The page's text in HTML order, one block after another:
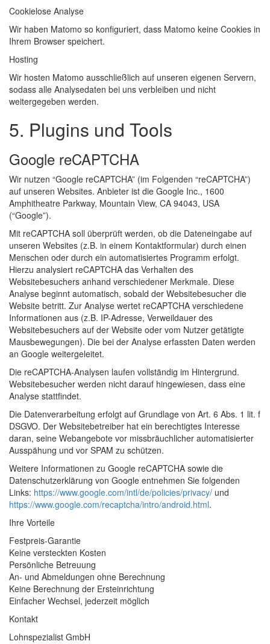
Cookielose Analyse
Wir haben Matomo so konfiguriert, dass Matomo keine Cookies in
Ihrem Browser speichert.
Hosting
Wir hosten Matomo ausschließlich auf unseren eigenen Servern,
sodass alle Analysedaten bei uns verbleiben und nicht
weitergegeben werden.
5. Plugins und Tools
Google reCAPTCHA
Wir nutzen “Google reCAPTCHA” (im Folgenden “reCAPTCHA”)
auf unseren Websites. Anbieter ist die Google Inc., 1600
Amphitheatre Parkway, Mountain View, CA 94043, USA
(“Google”).
Mit reCAPTCHA soll überprüft werden, ob die Dateneingabe auf
unseren Websites (z.B. in einem Kontaktformular) durch einen
Menschen oder durch ein automatisiertes Programm erfolgt.
Hierzu analysiert reCAPTCHA das Verhalten des
Websitebesuchers anhand verschiedener Merkmale. Diese
Analyse beginnt automatisch, sobald der Websitebesucher die
Website betritt. Zur Analyse wertet reCAPTCHA verschiedene
Informationen aus (z.B. IP-Adresse, Verweildauer des
Websitebesuchers auf der Website oder vom Nutzer getätigte
Mausbewegungen). Die bei der Analyse erfassten Daten werden
an Google weitergeleitet.
Die reCAPTCHA-Analysen laufen vollständig im Hintergrund.
Websitebesucher werden nicht darauf hingewiesen, dass eine
Analyse stattfindet.
Die Datenverarbeitung erfolgt auf Grundlage von Art. 6 Abs. 1 lit. f
DSGVO. Der Websitebetreiber hat ein berechtigtes Interesse
daran, seine Webangebote vor missbräuchlicher automatisierter
Ausspähung und vor SPAM zu schützen.
Weitere Informationen zu Google reCAPTCHA sowie die
Datenschutzerklärung von Google entnehmen Sie folgenden
Links: https://www.google.com/intl/de/policies/privacy/ und
https://www.google.com/recaptcha/intro/android.html.
Ihre Vorteile
Festpreis-Garantie
Keine versteckten Kosten
Persönliche Betreuung
An- und Abmeldungen ohne Berechnung
Keine Berechnung der Ersteinrichtung
Einfacher Wechsel, jederzeit möglich
Kontakt
Lohnspezialist GmbH